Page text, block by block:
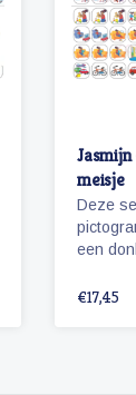
meisje
Deze
een
set 'basis
€17,45